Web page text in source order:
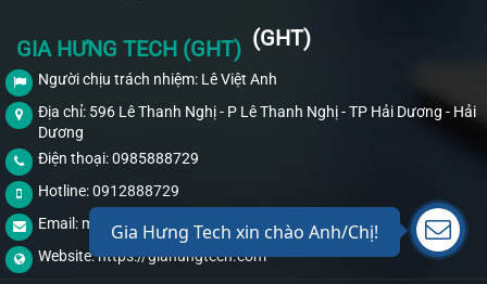
GIA HƯNG TECH (GHT) (GHT)
Người chịu trách nhiệm: Lê Việt Anh
Địa chỉ: 596 Lê Thanh Nghị - P Lê Thanh Nghị - TP Hải Dương - Hải
Dương
Điện thoại: 0985888729
Hotline: 0912888729
Email: mr.anhlv@gmail.com
Website:https://giahungtech.com
Gia Hưng Tech xin chào Anh/Chị!